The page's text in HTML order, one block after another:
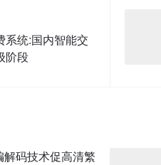
系统:国内智能交
阶段
码技术促高清繁